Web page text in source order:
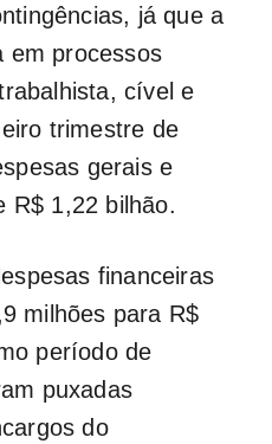
já que a
em processos
cível e
trimestre de
gerais e
R$ 1,22 bilhão.
financeiras
milhões para R$
período de
puxadas
do